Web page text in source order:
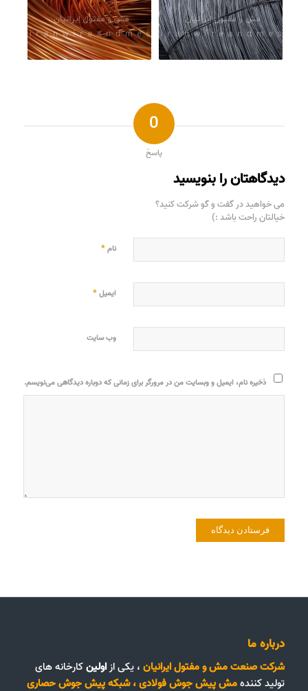
0
پاسخ
دیدگاهتان را بنویسید
می خواهید در گفت و گو شرکت کنید؟
خیالتان راحت باشد :)
نام*
ایمیل*
وب‌ سایت
ذخیره نام، ایمیل و وبسایت من در مرورگر برای زمانی که دوباره دیدگاهی می‌نویسم.
درباره ما
شرکت صنعت مش و مفتول ایرانیان، یکی ازاولینکارخانه های
تولید کنندهمش پیش جوش فولادی،شبکه پیش جوش حصاری